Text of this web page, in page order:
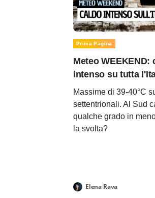
Prima Pagina
Meteo WEEKEND:
intenso su tutta
Massime di 39-40°C
settentrionali. Al Sud
qualche grado in
la svolta?
Elena Rava